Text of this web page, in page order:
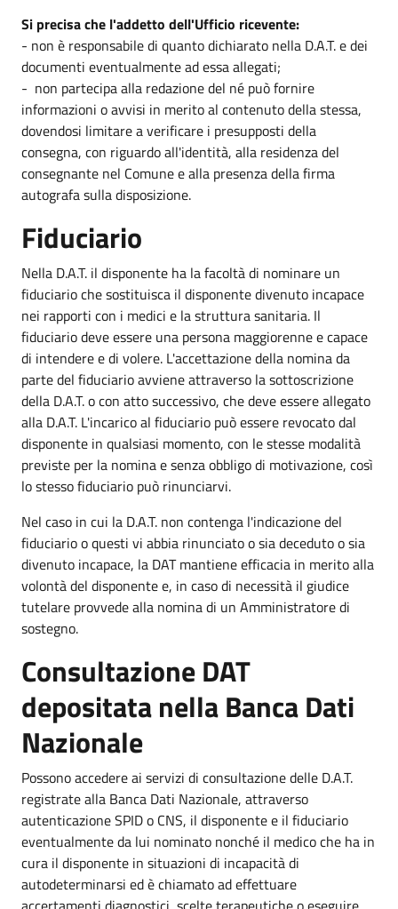
Si precisa che l'addetto dell'Ufficio ricevente:
- non è responsabile di quanto dichiarato nella D.A.T. e dei
documenti eventualmente ad essa allegati;
- non partecipa alla redazione del né può fornire
informazioni o avvisi in merito al contenuto della stessa,
dovendosi limitare a verificare i presupposti della
consegna, con riguardo all'identità, alla residenza del
consegnante nel Comune e alla presenza della firma
autografa sulla disposizione.
Fiduciario
Nella D.A.T. il disponente ha la facoltà di nominare un
fiduciario che sostituisca il disponente divenuto incapace
nei rapporti con i medici e la struttura sanitaria. Il
fiduciario deve essere una persona maggiorenne e capace
di intendere e di volere. L'accettazione della nomina da
parte del fiduciario avviene attraverso la sottoscrizione
della D.A.T. o con atto successivo, che deve essere allegato
alla D.A.T. L'incarico al fiduciario può essere revocato dal
disponente in qualsiasi momento, con le stesse modalità
previste per la nomina e senza obbligo di motivazione, così
lo stesso fiduciario può rinunciarvi.
Nel caso in cui la D.A.T. non contenga l'indicazione del
fiduciario o questi vi abbia rinunciato o sia deceduto o sia
divenuto incapace, la DAT mantiene efficacia in merito alla
volontà del disponente e, in caso di necessità il giudice
tutelare provvede alla nomina di un Amministratore di
sostegno.
Consultazione DAT
depositata nella Banca Dati
Nazionale
Possono accedere ai servizi di consultazione delle D.A.T.
registrate alla Banca Dati Nazionale, attraverso
autenticazione SPID o CNS, il disponente e il fiduciario
eventualmente da lui nominato nonché il medico che ha in
cura il disponente in situazioni di incapacità di
autodeterminarsi ed è chiamato ad effettuare